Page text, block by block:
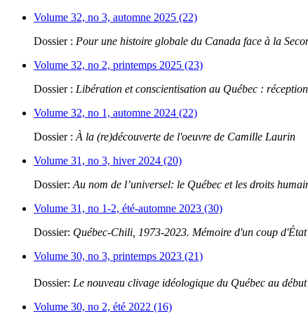
Volume 32, no 3, automne 2025 (22)
Dossier : Pour une histoire globale du Canada face à la
Volume 32, no 2, printemps 2025 (23)
Dossier : Libération et conscientisation au Québec :
Volume 32, no 1, automne 2024 (22)
Dossier : À la (re)découverte de l'oeuvre de Camille Laurin
Volume 31, no 3, hiver 2024 (20)
Dossier: Au nom de l’universel: le Québec et les droits
Volume 31, no 1-2, été-automne 2023 (30)
Dossier: Québec-Chili, 1973-2023. Mémoire d'un coup
Volume 30, no 3, printemps 2023 (21)
Dossier: Le nouveau clivage idéologique du Québec au
Volume 30, no 2, été 2022 (16)